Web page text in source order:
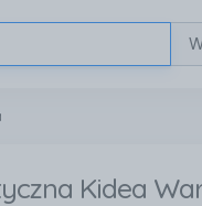
Kidea